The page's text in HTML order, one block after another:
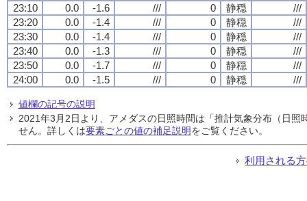
23:10
0.0 -1.6 /// 0 静穏
///
23:20
0.0 -1.4 /// 0 静穏
///
23:30
0.0 -1.4 /// 0 静穏
///
23:40
0.0 -1.3 /// 0 静穏
///
23:50
0.0 -1.7 /// 0 静穏
///
24:00
0.0 -1.5 /// 0 静穏 ///
値欄の記号の説明
2021年3月2日より、アメダスの日照時間は「推計気象分布（日
せん。詳しくは要素ごとの値の補足説明をご覧ください。
利用される